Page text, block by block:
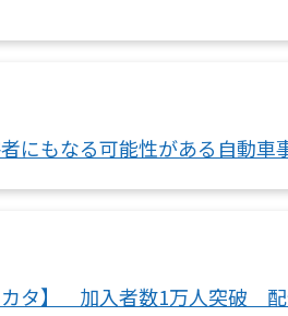
にもなる可能性がある自動車
タ】 加入者数1万人突破 配